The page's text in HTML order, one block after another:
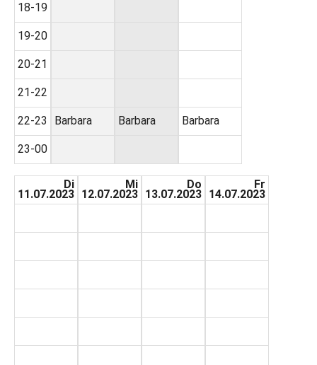
18-19
19-20
20-21
21-22
22-23
23-00
Barbara Barbara Barbara
Di
11.07.2023
Mi
12.07.2023
Do
13.07.2023
Fr
14.07.2023